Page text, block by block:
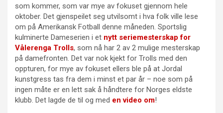
som kommer, som var mye av fokuset gjennom hele
oktober. Det gjenspeilet seg utvilsomt i hva folk ville lese
om på Amerikansk Fotball denne måneden. Sportslig
kulminerte Dameserien i et nytt seriemesterskap for
Vålerenga Trolls, som nå har 2 av 2 mulige mesterskap
på damefronten. Det var nok kjekt for Trolls med den
oppturen, for mye av fokuset ellers ble på at Jordal
kunstgress tas fra dem i minst et par år – noe som på
ingen måte er en lett sak å håndtere for Norges eldste
klubb. Det lagde de til og med en video om!